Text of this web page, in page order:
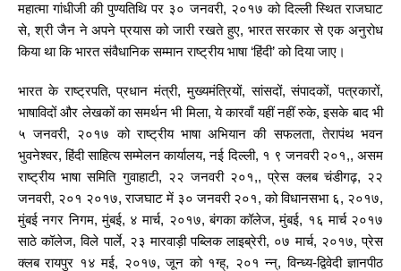
महात्मा गांधीजी की पुण्यतिथि पर ३० जनवरी, २०१७ को दिल्ली स्थित राजघाट
से, श्री जैन ने अपने प्रयास को जारी रखते हुए, भारत सरकार से एक अनुरोध
किया था कि भारत संवैधानिक सम्मान राष्ट्रीय भाषा ‘हिंदी’ को दिया जाए।
भारत के राष्ट्रपति, प्रधान मंत्री, मुख्यमंत्रियों, सांसदों, संपादकों, पत्रकारों,
भाषाविदों और लेखकों का समर्थन भी मिला, ये कारवाँ यहीं नहीं रुके, इसके बाद भी
५ जनवरी, २०१७ को राष्ट्रीय भाषा अभियान की सफलता, तेरापंथ भवन
भुवनेश्वर, हिंदी साहित्य सम्मेलन कार्यालय, नई दिल्ली, १ ९ जनवरी २०१,, असम
राष्ट्रीय भाषा समिति गुवाहाटी, २२ जनवरी २०१,, प्रेस क्लब चंडीगढ़, २२
जनवरी, २०१ २०१७, राजघाट में ३० जनवरी २०१, को विधानसभा ६, २०१७,
मुंबई नगर निगम, मुंबई, ४ मार्च, २०१७, बंगका कॉलेज, मुंबई, १६ मार्च २०१७
साठे कॉलेज, विले पार्ले, २३ मारवाड़ी पब्लिक लाइब्रेरी, ०७ मार्च, २०१७, प्रेस
क्लब रायपुर १४ मई, २०१७, जून को १ग्ह्, २०१ न्न्, विन्ध्य-द्विवेदी ज्ञानपीठ